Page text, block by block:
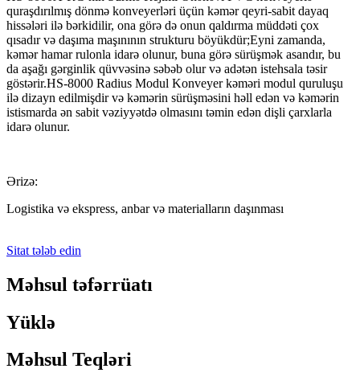
quraşdırılmış dönmə konveyerləri üçün kəmər qeyri-sabit dayaq
hissələri ilə bərkidilir, ona görə də onun qaldırma müddəti çox
qısadır və daşıma maşınının strukturu böyükdür;Eyni zamanda,
kəmər hamar rulonla idarə olunur, buna görə sürüşmək asandır, bu
da aşağı gərginlik qüvvəsinə səbəb olur və adətən istehsala təsir
göstərir.HS-8000 Radius Modul Konveyer kəməri modul quruluşu
ilə dizayn edilmişdir və kəmərin sürüşməsini həll edən və kəmərin
istismarda ən sabit vəziyyətdə olmasını təmin edən dişli çarxlarla
idarə olunur.
Ərizə:
Logistika və ekspress, anbar və materialların daşınması
Sitat tələb edin
Məhsul təfərrüatı
Yüklə
Məhsul Teqləri